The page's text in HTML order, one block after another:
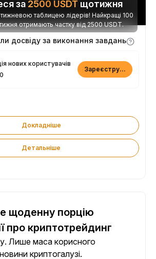
за 2500 USDT щотижня
таблицею лідерів! Найкращі 100
отримають частку від 2500 USDT.
досвіду за виконання завдань
нових користувачів
Зареєструватися
Докладніше
Детальніше
щоденну порцію
про криптотрейдинг
Лише маса корисного
криптогалузі.